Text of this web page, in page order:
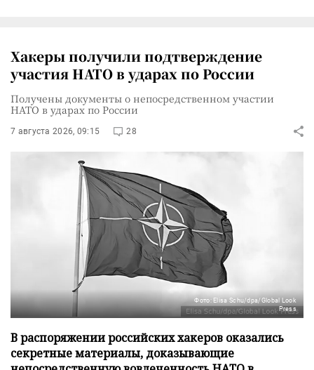
Хакеры получили подтверждение
участия НАТО в ударах по России
Получены документы о непосредственном участии
НАТО в ударах по России
7 августа 2026, 09:15 28
Фото: Elisa Schu/dpa/Global Look
Press
В распоряжении российских хакеров оказались
секретные материалы, доказывающие